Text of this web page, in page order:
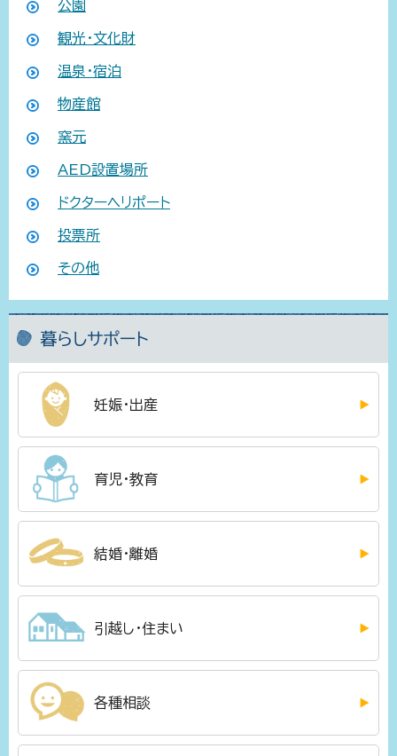
公園
観光・文化財
温泉・宿泊
物産館
窯元
AED設置場所
ドクターヘリポート
投票所
その他
暮らしサポート
妊娠・出産
育児・教育
結婚・離婚
引越し・住まい
各種相談